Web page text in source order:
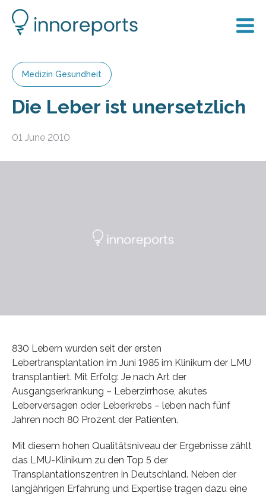
Medizin Gesundheit
Die Leber ist unersetzlich
01 June 2010
830 Lebern wurden seit der ersten
Lebertransplantation im Juni 1985 im Klinikum der LMU
transplantiert. Mit Erfolg: Je nach Art der
Ausgangserkrankung – Leberzirrhose, akutes
Leberversagen oder Leberkrebs – leben nach fünf
Jahren noch 80 Prozent der Patienten.
Mit diesem hohen Qualitätsniveau der Ergebnisse zählt
das LMU-Klinikum zu den Top 5 der
Transplantationszentren in Deutschland. Neben der
langjährigen Erfahrung und Expertise tragen dazu eine